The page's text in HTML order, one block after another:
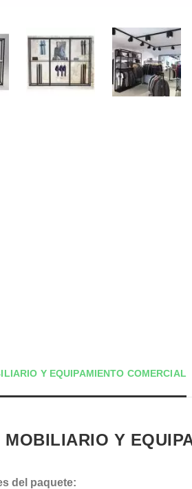
Y EQUIPAMIENTO COMERCIAL
MOBILIARIO Y
del paquete: